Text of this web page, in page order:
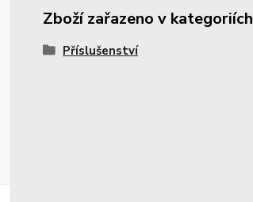
Zboží zařazeno v kategoriích
Příslušenství